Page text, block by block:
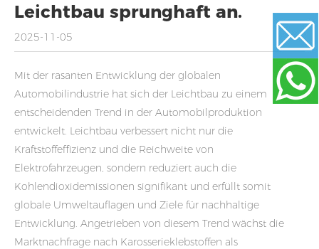
Leichtbau sprunghaft an.
2025-11-05
Mit der rasanten Entwicklung der globalen
Automobilindustrie hat sich der Leichtbau zu einem
entscheidenden Trend in der Automobilproduktion
entwickelt. Leichtbau verbessert nicht nur die
Kraftstoffeffizienz und die Reichweite von
Elektrofahrzeugen, sondern reduziert auch die
Kohlendioxidemissionen signifikant und erfüllt somit
globale Umweltauflagen und Ziele für nachhaltige
Entwicklung. Angetrieben von diesem Trend wächst die
Marktnachfrage nach Karosserieklebstoffen als
Email